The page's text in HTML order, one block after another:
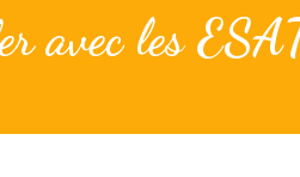
avec les